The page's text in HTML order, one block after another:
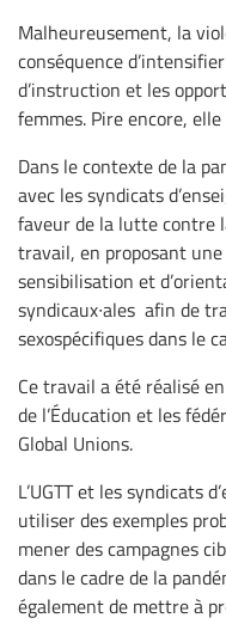
Malheureusement, la
conséquence
d’instruction et les
femmes. Pire encore,
Dans le contexte de la
avec les syndicats
faveur de la lutte contre
travail, en proposant
sensibilisation et
syndicaux∙ales afin de
sexospécifiques dans le
Ce travail a été réalisé
de l’Éducation et les
Global Unions.
L’UGTT et les syndicats
utiliser des exemples
mener des campagnes
dans le cadre de la
également de mettre à